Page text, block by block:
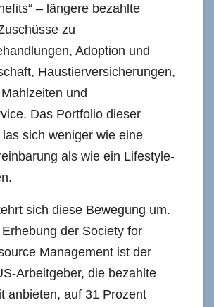
– längere bezahlte
zu
Adoption und
Haustierversicherungen,
und
Das Portfolio dieser
sich weniger wie eine
als wie ein Lifestyle-
sich diese Bewegung um.
der Society for
Management ist der
Arbeitgeber, die bezahlte
anbieten, auf 31 Prozent